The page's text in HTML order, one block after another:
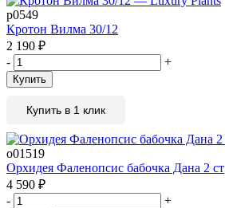
р0549
Кротон Вилма 30/12
2 190 ₽
-
+
Купить
Купить в 1 клик
о01519
Орхидея Фаленопсис бабочка Дана 2 ст
4 590 ₽
-
+